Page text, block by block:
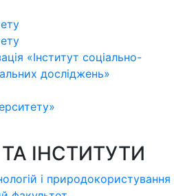
«Інститут соціально-
досліджень»
ІНСТИТУТИ
і природокористування